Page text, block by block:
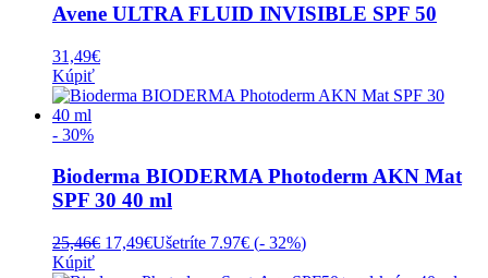
Avene ULTRA FLUID INVISIBLE SPF 50
31,49€
Kúpiť
- 30%
Bioderma BIODERMA Photoderm AKN Mat
SPF 30 40 ml
25,46€ Pôvodná
17,49€Aktuálna
Ušetríte 7.97€ (- 32%)
Kúpiť